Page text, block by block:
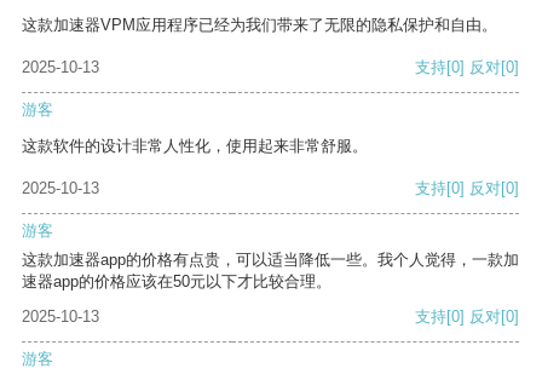
这款加速器VPM应用程序已经为我们带来了无限的隐私保护和自由。
2025-10-13 支持[0] 反对[0]
游客
这款软件的设计非常人性化，使用起来非常舒服。
2025-10-13 支持[0] 反对[0]
游客
这款加速器app的价格有点贵，可以适当降低一些。我个人觉得，一款加
速器app的价格应该在50元以下才比较合理。
2025-10-13
支持[0] 反对[0]
游客